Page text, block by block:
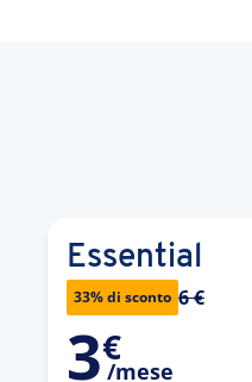
Essential
33% di sconto 6 €
3€
/mese